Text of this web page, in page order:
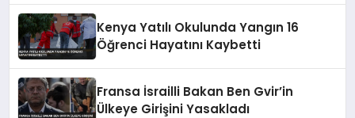
Kenya Yatılı Okulunda Yangın 16
Öğrenci Hayatını Kaybetti
Fransa İsrailli Bakan Ben Gvir’in
Ülkeye Girişini Yasakladı